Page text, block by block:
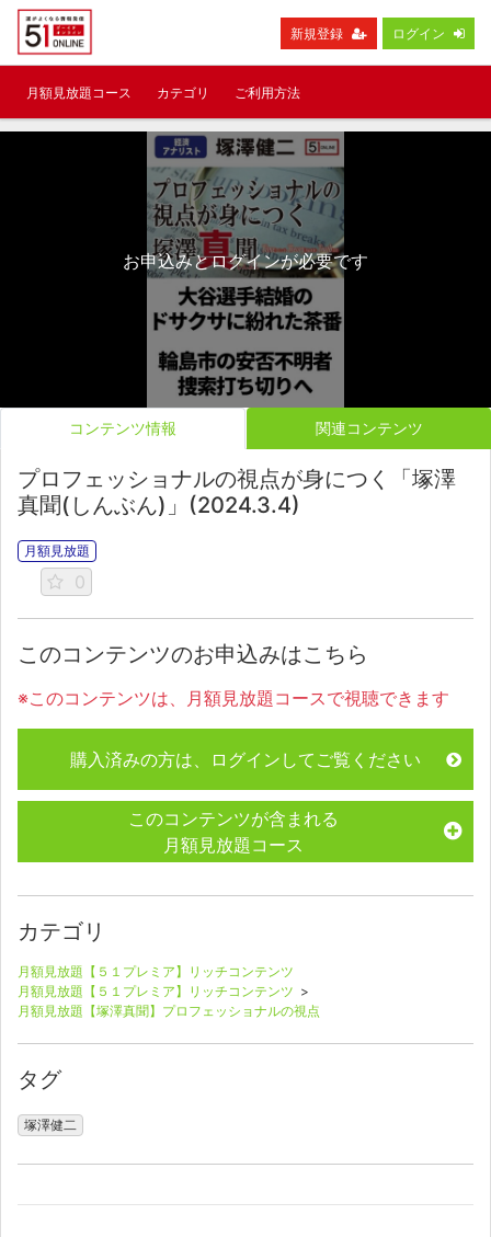
新規登録 ログイン
月額見放題コース カテゴリ ご利用方法
お申込みとログインが必要です
コンテンツ情報 関連コンテンツ
プロフェッショナルの視点が身につく「塚澤
真聞(しんぶん)」(2024.3.4)
月額見放題
0
このコンテンツのお申込みはこちら
※このコンテンツは、月額見放題コースで視聴できます
購入済みの方は、ログインしてご覧ください
このコンテンツが含まれる
月額見放題コース
カテゴリ
月額見放題【５１プレミア】リッチコンテンツ
月額見放題【５１プレミア】リッチコンテンツ >
月額見放題【塚澤真聞】プロフェッショナルの視点
タグ
塚澤健二